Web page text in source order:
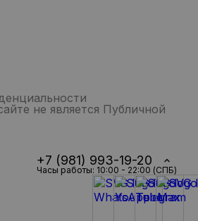
не является Публичной
+7 (981) 993-19-20
Часы работы: 10:00 - 22:00 (СПБ)